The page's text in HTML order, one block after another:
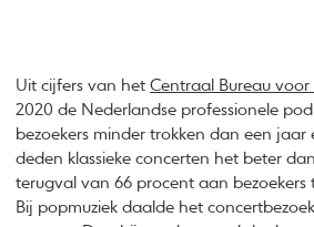
Uit cijfers van hetCentraal Bureau voor
2020 de Nederlandse professionele
bezoekers minder trokken dan een jaar
deden klassieke concerten het beter
terugval van 66 procent aan bezoekers
Bij popmuziek daalde het